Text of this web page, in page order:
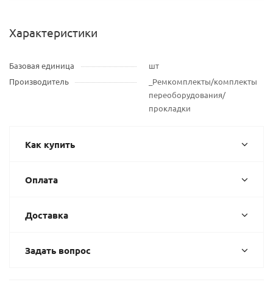
Характеристики
Базовая единица
шт
Производитель
_Ремкомплекты/комплекты
переоборудования/
прокладки
Как купить
Оплата
Доставка
Задать вопрос